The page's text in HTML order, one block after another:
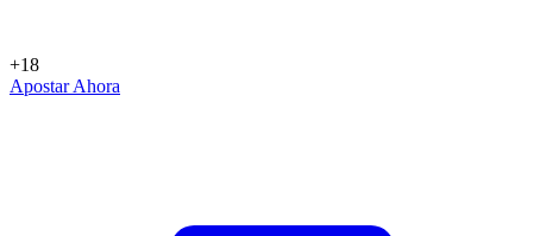
+18
Apostar Ahora